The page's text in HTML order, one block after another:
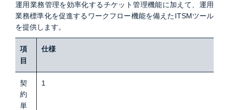
運用業務管理を効率化するチケット管理機能に加えて、運用
業務標準化を促進するワークフロー機能を備えたITSMツール
を提供します。
項
目
仕様
契
約
単
1